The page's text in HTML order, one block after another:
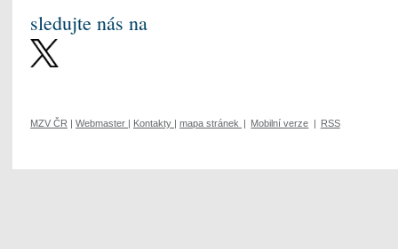
sledujte nás na
MZV ČR | Webmaster | Kontakty | mapa stránek | Mobilní verze | RSS